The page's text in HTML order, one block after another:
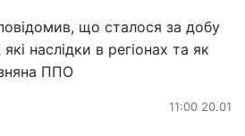
що сталося за добу
наслідки в регіонах та як
ППО
11:00 20.01